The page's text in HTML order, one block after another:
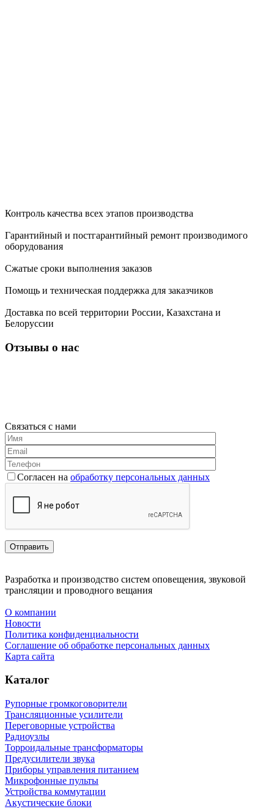
Контроль качества всех этапов производства
Гарантийный и постгарантийный ремонт производимого
оборудования
Сжатые сроки выполнения заказов
Помощь и техническая поддержка для заказчиков
Доставка по всей территории России, Казахстана и
Белоруссии
Отзывы о нас
Связаться с нами
Согласен на обработку персональных данных
Разработка и производство систем оповещения, звуковой
трансляции и проводного вещания
О компании
Новости
Политика конфиденциальности
Соглашение об обработке персональных данных
Карта сайта
Каталог
Рупорные громкоговорители
Трансляционные усилители
Переговорные устройства
Радиоузлы
Торроидальные трансформаторы
Предусилители звука
Приборы управления питанием
Микрофонные пульты
Устройства коммутации
Акустические блоки